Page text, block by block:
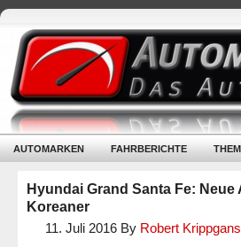
AUTOMARKEN FAHRBERICHTE
Hyundai Grand Santa Fe:
Koreaner
11. Juli 2016 By Robert Krippgans